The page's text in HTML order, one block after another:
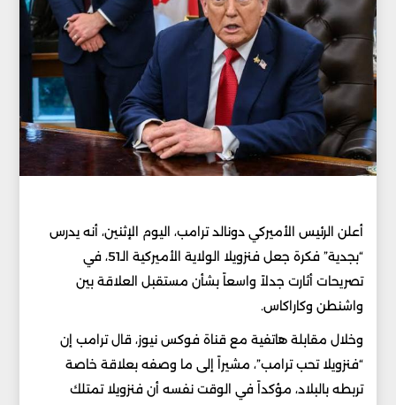
أعلن الرئيس الأميركي دونالد ترامب، اليوم الإثنين، أنه يدرس
“بجدية” فكرة جعل فنزويلا الولاية الأميركية الـ51، في
تصريحات أثارت جدلاً واسعاً بشأن مستقبل العلاقة بين
واشنطن وكاراكاس.
وخلال مقابلة هاتفية مع قناة فوكس نيوز، قال ترامب إن
“فنزويلا تحب ترامب”، مشيراً إلى ما وصفه بعلاقة خاصة
تربطه بالبلاد، مؤكداً في الوقت نفسه أن فنزويلا تمتلك